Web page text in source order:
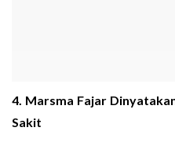
4. Marsma Fajar
Sakit